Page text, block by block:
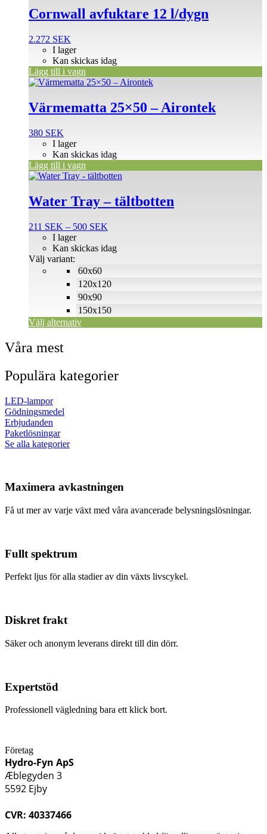
Cornwall avfuktare 12 l/dygn
2.272 SEK
I lager
Kan skickas idag
Lägg till i vagn
Värmematta 25×50 – Airontek
380 SEK
I lager
Kan skickas idag
Lägg till i vagn
Water Tray – tältbotten
211 SEK – 500 SEK
till
60x60
120x120
90x90
150x150
I lager
Kan skickas idag
Välj variant:
Välj alternativ
Den
produkten
har
varianter.
olika
alternativen
Våra mest
Populära kategorier
LED-lampor
Gödningsmedel
Erbjudanden
Paketlösningar
Se alla kategorier
Maximera avkastningen
Få ut mer av varje växt med våra avancerade belysningslösningar.
Fullt spektrum
Perfekt ljus för alla stadier av din växts livscykel.
Diskret frakt
Säker och anonym leverans direkt till din dörr.
Expertstöd
Professionell vägledning bara ett klick bort.
Företag
Hydro-Fyn ApS
Æblegyden 3
5592 Ejby
CVR: 40337466